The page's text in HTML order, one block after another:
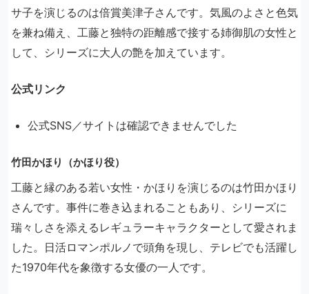
サ子を演じるのは倍賞美津子さんです。気風のよさと色気
を兼ね備え、工藤と独特の距離感で接する姉御肌の女性と
して、シリーズに大人の艶を加えています。
公式リンク
公式SNS／サイトは確認できませんでした
竹田かほり（かほり役）
工藤と縁のある若い女性・かほりを演じるのは竹田かほり
さんです。事件に巻き込まれることもあり、シリーズに
瑞々しさを添えるレギュラーキャラクターとして愛されま
した。日活ロマンポルノで頭角を現し、テレビでも活躍し
た1970年代を象徴する女優の一人です。